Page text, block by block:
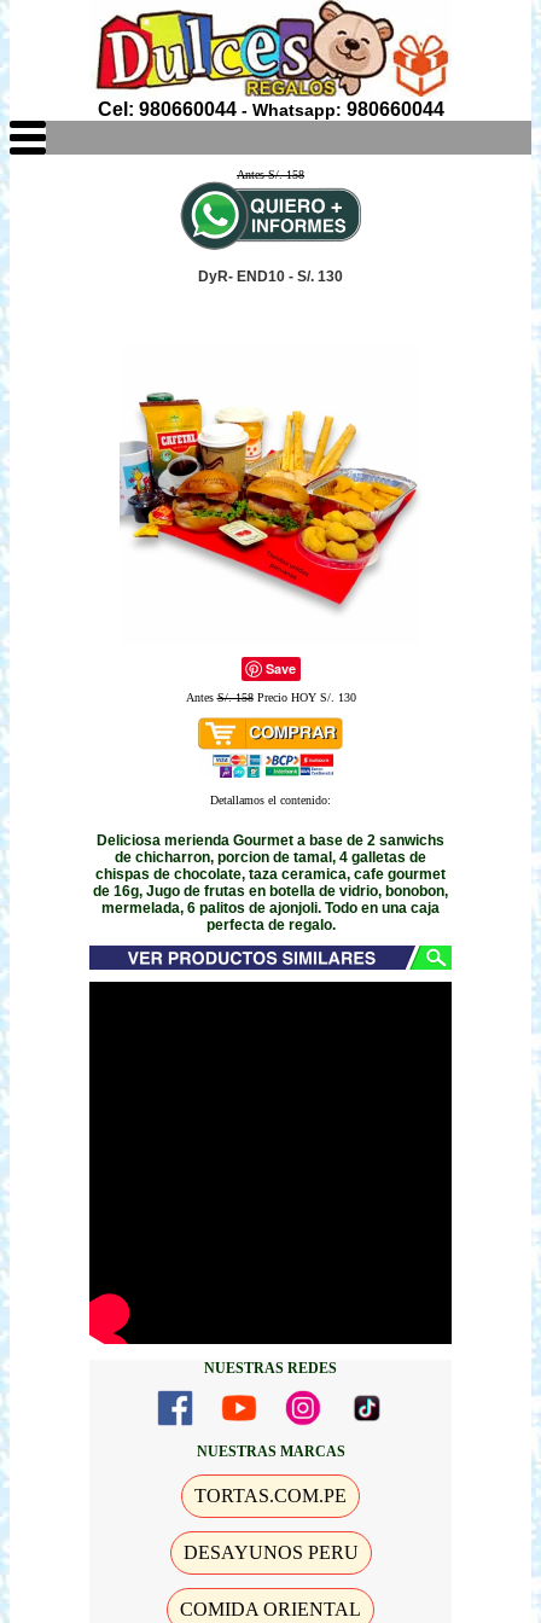
Cel: 980660044- Whatsapp: 980660044
Antes S/. 158
DyR- END10 - S/. 130
Save
AntesS/. 158Precio HOY S/. 130
Detallamos el contenido:
Deliciosa merienda Gourmet a base de 2 sanwichs
de chicharron, porcion de tamal, 4 galletas de
chispas de chocolate, taza ceramica, cafe gourmet
de 16g, Jugo de frutas en botella de vidrio, bonobon,
mermelada, 6 palitos de ajonjoli. Todo en una caja
perfecta de regalo.
NUESTRAS REDES
NUESTRAS MARCAS
TORTAS.COM.PE
DESAYUNOS PERU
COMIDA ORIENTAL